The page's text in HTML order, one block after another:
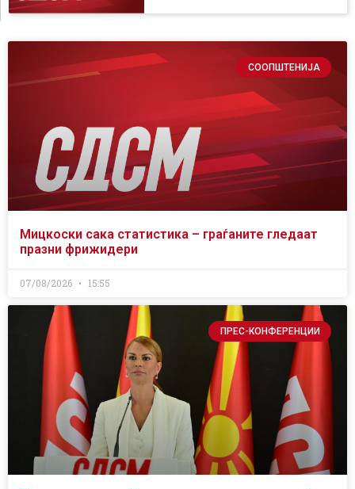
СООПШТЕНИЈА
Мицкоски сака статистика – граѓаните гледаат
празни фрижидери
07/08/2026 15:55
ПРЕС-КОНФЕРЕНЦИИ